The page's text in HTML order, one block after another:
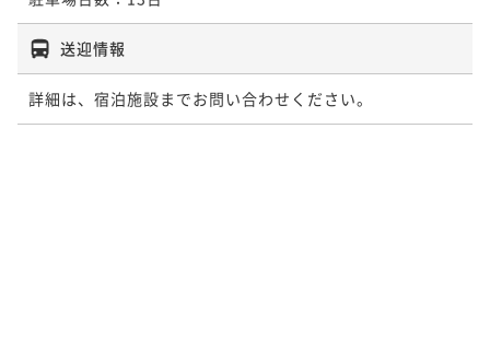
送迎情報
詳細は、宿泊施設までお問い合わせください。